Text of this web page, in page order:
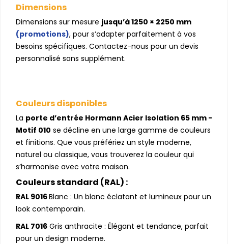
Dimensions
Dimensions sur mesure jusqu’à 1250 × 2250 mm
(promotions), pour s’adapter parfaitement à vos
besoins spécifiques. Contactez-nous pour un devis
personnalisé sans supplément.
Couleurs disponibles
La porte d’entrée Hormann Acier Isolation 65 mm -
Motif 010 se décline en une large gamme de couleurs
et finitions. Que vous préfériez un style moderne,
naturel ou classique, vous trouverez la couleur qui
s’harmonise avec votre maison.
Couleurs standard (RAL) :
RAL 9016Blanc : Un blanc éclatant et lumineux pour un
look contemporain.
RAL 7016 Gris anthracite : Élégant et tendance, parfait
pour un design moderne.